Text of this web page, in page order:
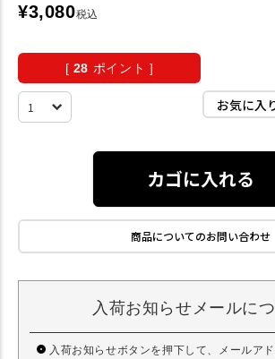
¥3,080税込
[ 28 ポイント ]
お気に入
カゴに入れる
商品についてのお問い合わせ
入荷お知らせメールに
入荷お知らせボタンを押下して、メールア